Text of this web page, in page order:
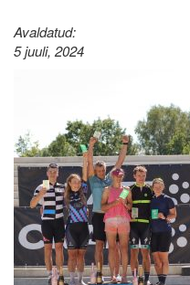
Avaldatud:
5 juuli, 2024